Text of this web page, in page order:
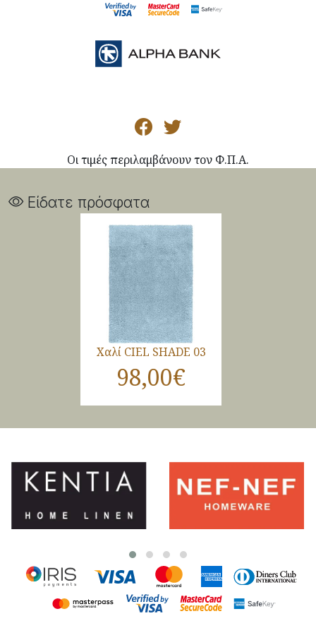
Οι τιμές περιλαμβάνουν τον Φ.Π.Α.
Είδατε πρόσφατα
Χαλί CIEL SHADE 03
98,00€